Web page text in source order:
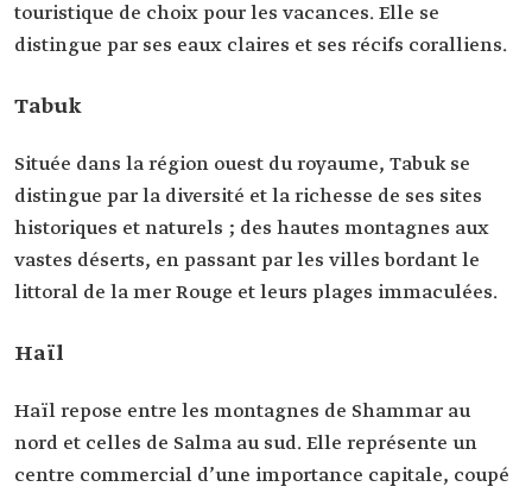
touristique de choix pour les vacances. Elle se
distingue par ses eaux claires et ses récifs coralliens.
Tabuk
Située dans la région ouest du royaume, Tabuk se
distingue par la diversité et la richesse de ses sites
historiques et naturels ; des hautes montagnes aux
vastes déserts, en passant par les villes bordant le
littoral de la mer Rouge et leurs plages immaculées.
Haïl
Haïl repose entre les montagnes de Shammar au
nord et celles de Salma au sud. Elle représente un
centre commercial d’une importance capitale, coupé